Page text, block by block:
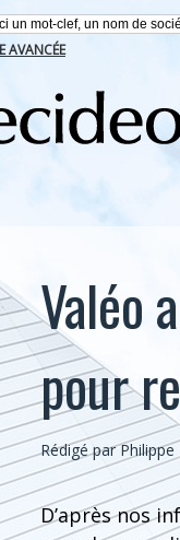
AVANCÉE
Valéo
pour
Rédigé par
D’après nos